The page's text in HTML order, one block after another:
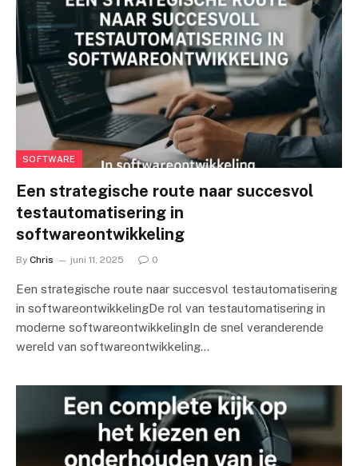
SOFTWARE
Een strategische route naar succesvol
testautomatisering in
softwareontwikkeling
By Chris juni 11, 2025 0
Een strategische route naar succesvol testautomatisering
in softwareontwikkelingDe rol van testautomatisering in
moderne softwareontwikkelingIn de snel veranderende
wereld van softwareontwikkeling…